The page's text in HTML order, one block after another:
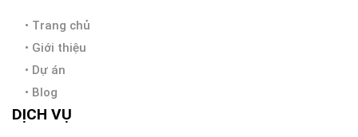
• Trang chủ
• Giới thiệu
• Dự án
• Blog
DỊCH VỤ